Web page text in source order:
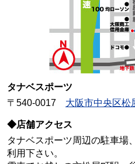
タナベスポーツ
〒540-0017 大阪市中央区松
◆店舗アクセス
タナベスポーツ周辺の駐車場
利用下さい。